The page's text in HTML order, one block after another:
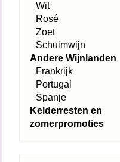
Wit
Rosé
Zoet
Schuimwijn
Andere Wijnlanden
Frankrijk
Portugal
Spanje
Kelderresten en
zomerpromoties